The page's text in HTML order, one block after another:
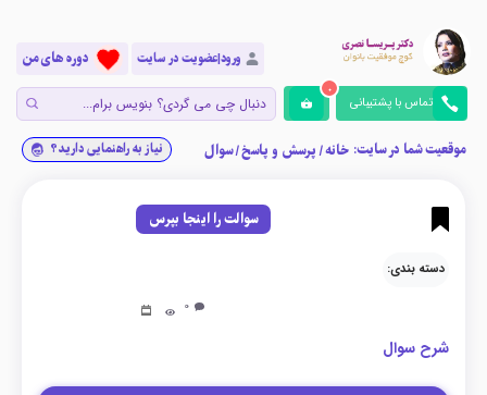
ورود|عضویت در سایت دوره های من
تماس با پشتیبانی
0
موقعیت شما در سایت: خانه/پرسش و پاسخ/سوال نیاز به راهنمایی دارید؟
سوالت را اینجا بپرس
دسته بندی:
0
شرح سوال